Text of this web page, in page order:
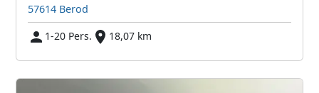
57614 Berod
1-20 Pers.
18,07 km